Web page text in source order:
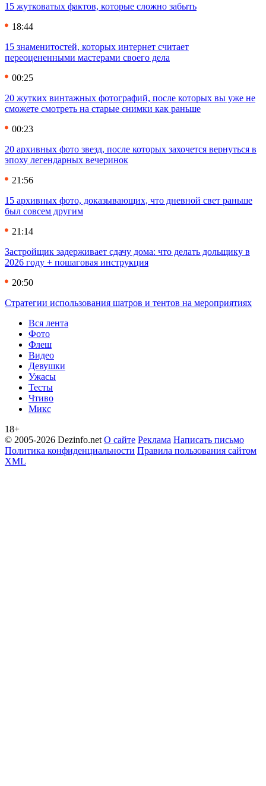
15 жутковатых фактов, которые сложно забыть
18:44
15 знаменитостей, которых интернет считает
переоцененными мастерами своего дела
00:25
20 жутких винтажных фотографий, после которых вы уже не
сможете смотреть на старые снимки как раньше
00:23
20 архивных фото звезд, после которых захочется вернуться в
эпоху легендарных вечеринок
21:56
15 архивных фото, доказывающих, что дневной свет раньше
был совсем другим
21:14
Застройщик задерживает сдачу дома: что делать дольщику в
2026 году + пошаговая инструкция
20:50
Стратегии использования шатров и тентов на мероприятиях
Вся лента
Фото
Флеш
Видео
Девушки
Ужасы
Тесты
Чтиво
Микс
18+
© 2005-2026 Dezinfo.net О сайте Реклама Написать письмо
Политика конфиденциальности Правила пользования сайтом
XML